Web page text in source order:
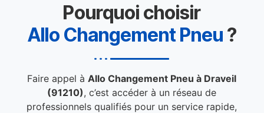
Pourquoi choisir
Allo Changement Pneu ?
Faire appel àAllo Changement Pneu à Draveil
(91210), c’est accéder à un réseau de
professionnels qualifiés pour un service rapide,